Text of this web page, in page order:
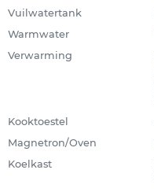
Vuilwatertank
Warmwater
Verwarming
Kooktoestel
Magnetron/Oven
Koelkast